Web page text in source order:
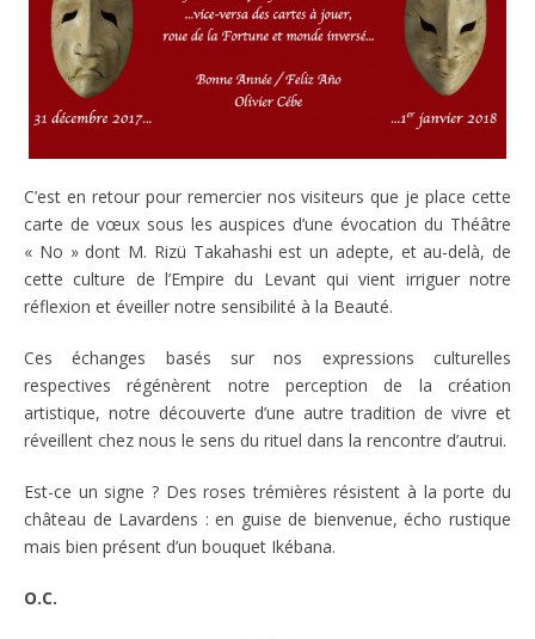
C’est en retour pour remercier nos visiteurs que je place cette
carte de vœux sous les auspices d’une évocation du Théâtre
« No » dont M. Rizü Takahashi est un adepte, et au-delà, de
cette culture de l’Empire du Levant qui vient irriguer notre
réflexion et éveiller notre sensibilité à la Beauté.
Ces échanges basés sur nos expressions culturelles
respectives régénèrent notre perception de la création
artistique, notre découverte d’une autre tradition de vivre et
réveillent chez nous le sens du rituel dans la rencontre d’autrui.
Est-ce un signe ? Des roses trémières résistent à la porte du
château de Lavardens : en guise de bienvenue, écho rustique
mais bien présent d’un bouquet Ikébana.
O.C.